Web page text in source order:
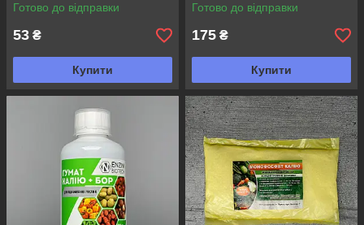
Готово до відправки
53 ₴
Купити
Готово до відправки
175 ₴
Купити